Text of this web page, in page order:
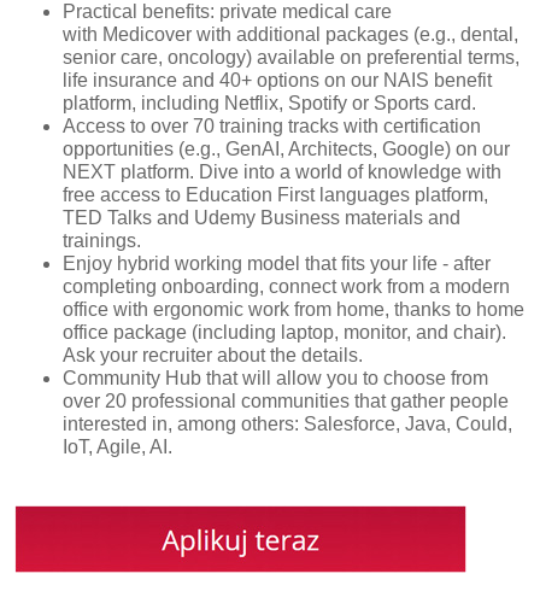
Practical benefits: private medical care
with Medicover with additional packages (e.g., dental,
senior care, oncology) available on preferential terms,
life insurance and 40+ options on our NAIS benefit
platform, including Netflix, Spotify or Sports card.
Access to over 70 training tracks with certification
opportunities (e.g., GenAI, Architects, Google) on our
NEXT platform. Dive into a world of knowledge with
free access to Education First languages platform,
TED Talks and Udemy Business materials and
trainings.
Enjoy hybrid working model that fits your life - after
completing onboarding, connect work from a modern
office with ergonomic work from home, thanks to home
office package (including laptop, monitor, and chair).
Ask your recruiter about the details.
Community Hub that will allow you to choose from
over 20 professional communities that gather people
interested in, among others: Salesforce, Java, Could,
IoT, Agile, AI.